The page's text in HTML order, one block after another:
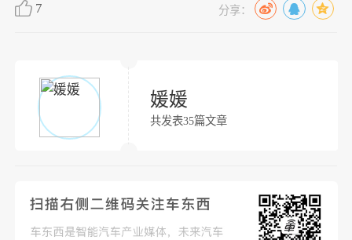
7 分享：
媛媛
共发表35篇文章